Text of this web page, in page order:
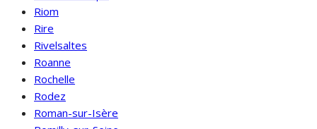
Riom
Rire
Rivelsaltes
Roanne
Rochelle
Rodez
Roman-sur-Isère